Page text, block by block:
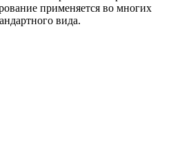
применяется во многих
вида.